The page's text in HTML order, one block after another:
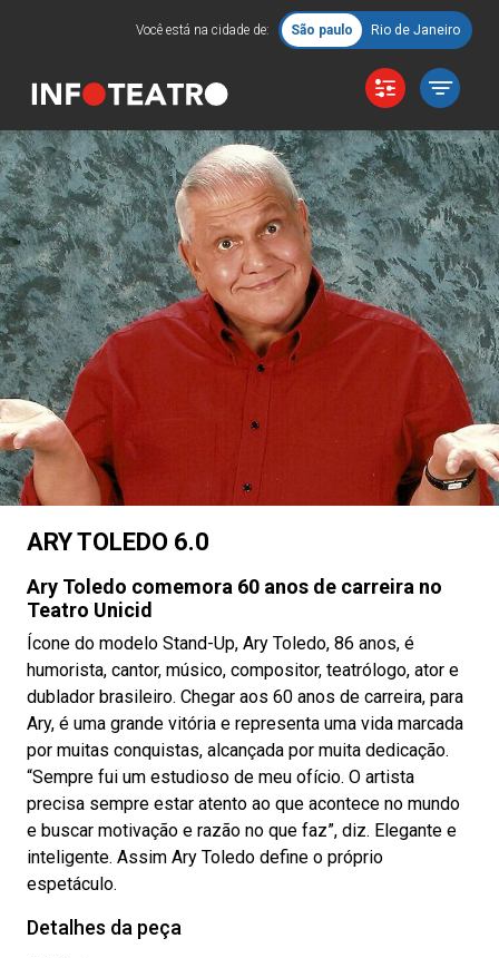
Você está na cidade de: São paulo Rio de Janeiro
ARY TOLEDO 6.0
Ary Toledo comemora 60 anos de carreira no
Teatro Unicid
Ícone do modelo Stand-Up, Ary Toledo, 86 anos, é
humorista, cantor, músico, compositor, teatrólogo, ator e
dublador brasileiro. Chegar aos 60 anos de carreira, para
Ary, é uma grande vitória e representa uma vida marcada
por muitas conquistas, alcançada por muita dedicação.
“Sempre fui um estudioso de meu ofício. O artista
precisa sempre estar atento ao que acontece no mundo
e buscar motivação e razão no que faz”, diz. Elegante e
inteligente. Assim Ary Toledo define o próprio
espetáculo.
Detalhes da peça